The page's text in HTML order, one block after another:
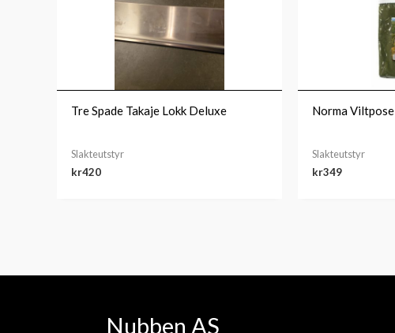
Tre Spade Takaje Lokk Deluxe
Slakteutstyr
kr420
Norma Viltpose
Slakteutstyr
kr349
Nubben AS